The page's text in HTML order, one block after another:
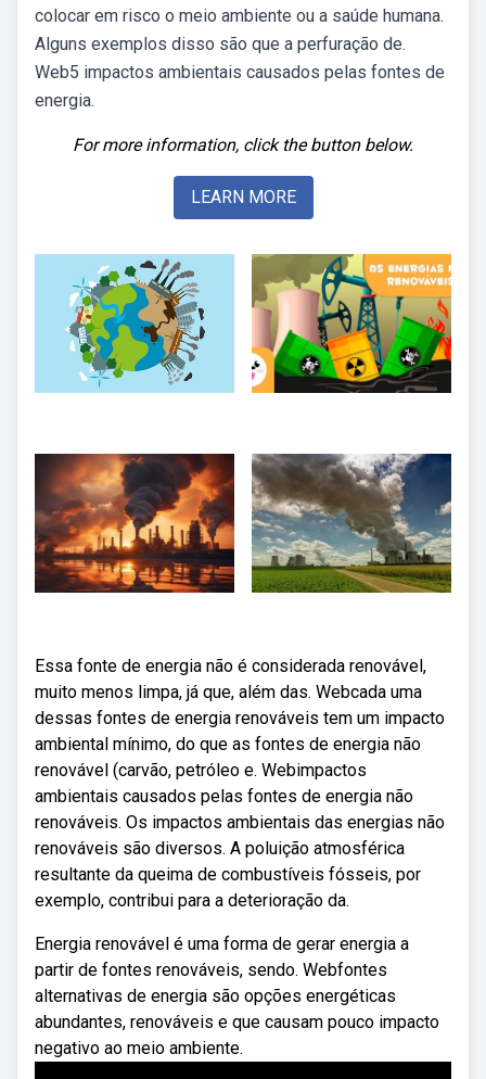
colocar em risco o meio ambiente ou a saúde humana.
Alguns exemplos disso são que a perfuração de.
Web5 impactos ambientais causados pelas fontes de
energia.
For more information, click the button below.
LEARN MORE
Essa fonte de energia não é considerada renovável,
muito menos limpa, já que, além das. Webcada uma
dessas fontes de energia renováveis tem um impacto
ambiental mínimo, do que as fontes de energia não
renovável (carvão, petróleo e. Webimpactos
ambientais causados pelas fontes de energia não
renováveis. Os impactos ambientais das energias não
renováveis são diversos. A poluição atmosférica
resultante da queima de combustíveis fósseis, por
exemplo, contribui para a deterioração da.
Energia renovável é uma forma de gerar energia a
partir de fontes renováveis, sendo. Webfontes
alternativas de energia são opções energéticas
abundantes, renováveis e que causam pouco impacto
negativo ao meio ambiente.